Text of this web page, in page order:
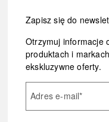
Zapisz się do
Otrzymuj informacje
produktach i
ekskluzywne oferty.
Adres e-mail*